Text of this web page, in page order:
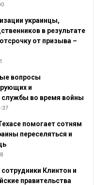
украинцы,
в результате
от призыва –
вопросы
и
службы во время войны
помогает сотням
переселяться и
Клинтон и
правительства